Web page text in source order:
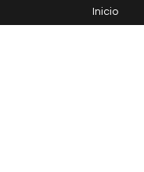
Inicio